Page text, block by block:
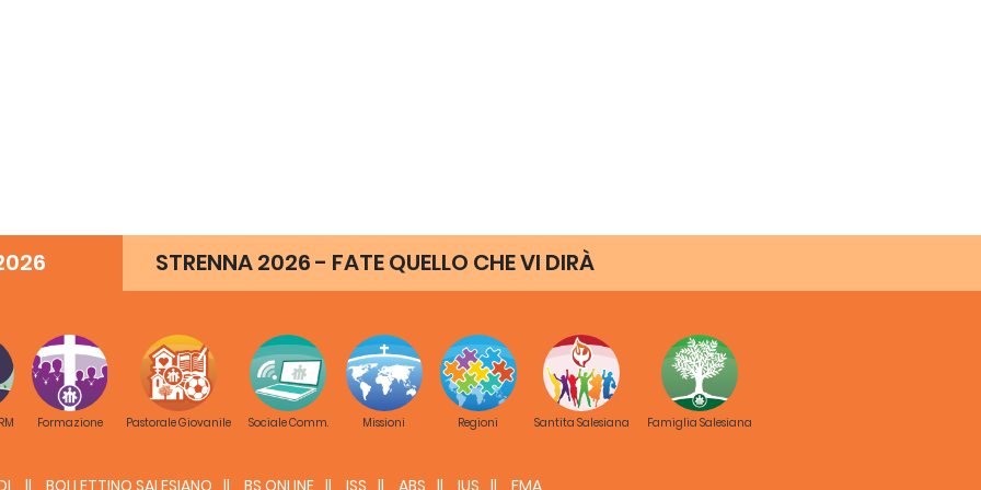
STRENNA 2026 - FATE QUELLO CHE VI DIRÀ
Formazione Pastorale Giovanile Sociale Comm. Missioni Regioni Santita Salesiana Famiglia Salesiana